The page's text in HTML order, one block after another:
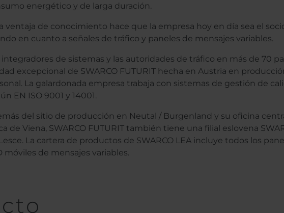
energético y de larga duración.
ventaja de conocimiento hace que la empresa hoy en día sea el
en cuanto a señales de tráfico y paneles de mensajes variables.
integradores de sistemas y las autoridades de tráfico en más de 70
excepcional de SWARCO FUTURIT hecha en Austria en
La galardonada empresa trabaja con sistemas de gestión de
EN ISO 9001 y 14001.
del sitio de producción en Neutal / Burgenland y su oficina
de Viena, SWARCO FUTURIT también tiene una filial eslovena
La cartera de productos de SWARCO LEA incluye todos los
móviles de mensajes variables.